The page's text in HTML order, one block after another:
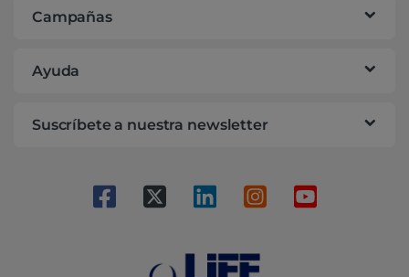
Campañas
Ayuda
Suscríbete a nuestra newsletter